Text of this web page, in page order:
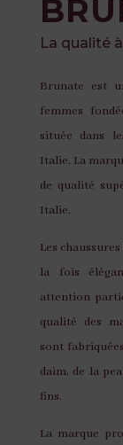
La qualité
Brunate est
femmes
située dans
Italie. La
de qualité
Italie.
Les
la fois
attention
qualité des
sont
daim, de la
fins.
La marque